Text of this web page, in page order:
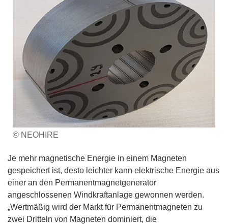
© NEOHIRE
Je mehr magnetische Energie in einem Magneten
gespeichert ist, desto leichter kann elektrische Energie aus
einer an den Permanentmagnetgenerator
angeschlossenen Windkraftanlage gewonnen werden.
„Wertmäßig wird der Markt für Permanentmagneten zu
zwei Dritteln von Magneten dominiert, die